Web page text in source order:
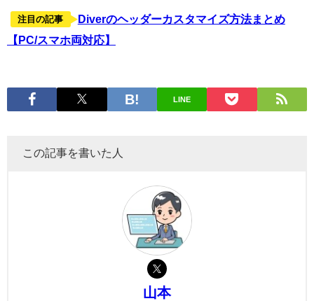
注目の記事
Diverのヘッダーカスタマイズ方法まとめ
【PC/スマホ両対応】
LINE
この記事を書いた人
山本